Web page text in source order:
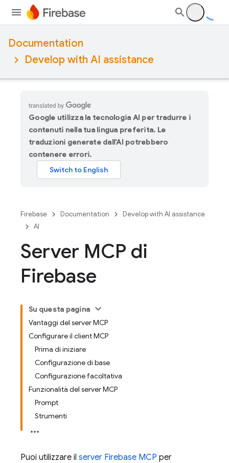
Documentation
Develop with AI assistance
Google utilizza la tecnologia AI per tradurre i
contenuti nella tua lingua preferita. Le
traduzioni generate dall'AI potrebbero
contenere errori.
Firebase Documentation
Develop with AI assistance
AI
Server MCP di
Firebase
Su questa pagina
Vantaggi del server MCP
Configurare il client MCP
Prima di iniziare
Configurazione di base
Configurazione facoltativa
Funzionalità del server MCP
Prompt
Strumenti
Puoi utilizzare il server Firebase MCP per